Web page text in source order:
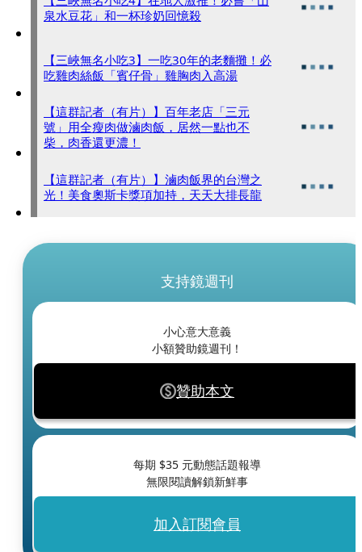
泉水豆花」和一杯珍奶回憶殺
【三峽無名小吃3】一吃30年的老麵攤！必
吃雞肉絲飯「賓仔骨」雞胸肉入高湯
【這群記者（有片）】百年老店「三元
號」用全瘦肉做滷肉飯，居然一點也不
柴，肉香還更濃！
【這群記者（有片）】滷肉飯界的台灣之
光！美食奧斯卡獎項加持，天天大排長龍
支持鏡週刊
小心意大意義
小額贊助鏡週刊！
贊助本文
每期 $35 元動態話題報導
無限閱讀解鎖新鮮事
加入訂閱會員